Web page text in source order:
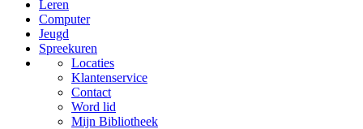
Leren
Computer
Jeugd
Spreekuren
Locaties
Klantenservice
Contact
Word lid
Mijn Bibliotheek